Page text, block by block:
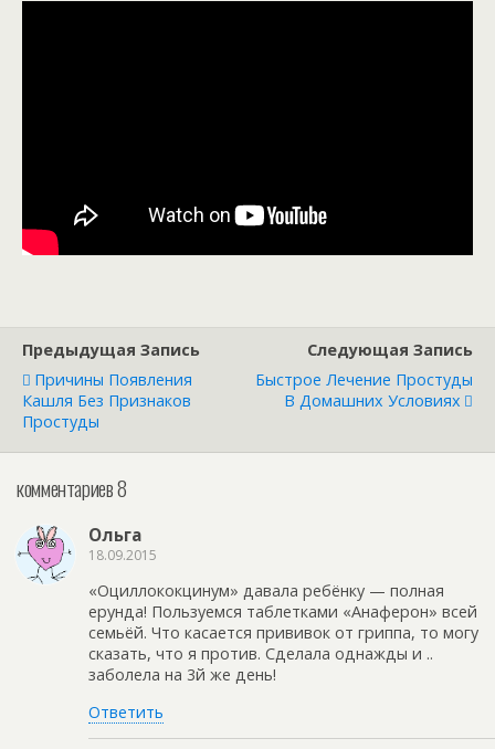
Предыдущая Запись
Причины Появления
Кашля Без Признаков
Простуды
Следующая Запись
Быстрое Лечение Простуды
В Домашних Условиях
комментариев 8
Ольга
18.09.2015
«Оциллококцинум» давала ребёнку — полная
ерунда! Пользуемся таблетками «Анаферон» всей
семьёй. Что касается прививок от гриппа, то могу
сказать, что я против. Сделала однажды и ..
заболела на 3й же день!
Ответить